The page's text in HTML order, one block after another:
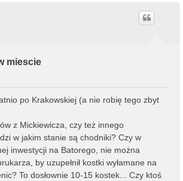
miescie
po Krakowskiej (a nie robię tego zbyt
z Mickiewicza, czy też innego
w jakim stanie są chodniki? Czy w
inwestycji na Batorego, nie można
by uzupełnił kostki wyłamane na
To dosłownie 10-15 kostek... Czy ktoś